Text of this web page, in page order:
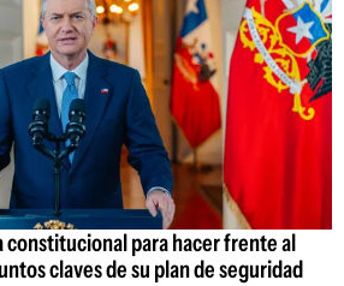
para hacer frente al
claves de su plan de seguridad